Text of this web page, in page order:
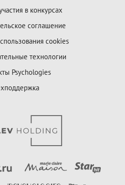
в конкурсах
соглашение
cookies
технологии
Psychologies